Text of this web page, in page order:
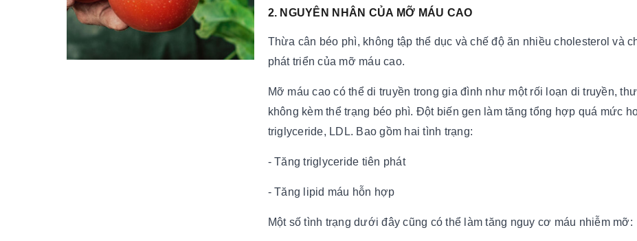
2. NGUYÊN NHÂN CỦA MỠ MÁU CAO
Thừa cân béo phì, không tập thể dục và chế độ ăn nhiều cholesterol và
phát triển của mỡ máu cao.
Mỡ máu cao có thể di truyền trong gia đình như một rối loạn di truyền,
không kèm thể trạng béo phì. Đột biến gen làm tăng tổng hợp quá mức
triglyceride, LDL. Bao gồm hai tình trạng:
- Tăng triglyceride tiên phát
- Tăng lipid máu hỗn hợp
Một số tình trạng dưới đây cũng có thể làm tăng nguy cơ máu nhiễm mỡ: